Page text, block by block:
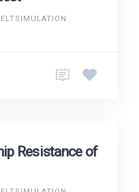
Resistance of